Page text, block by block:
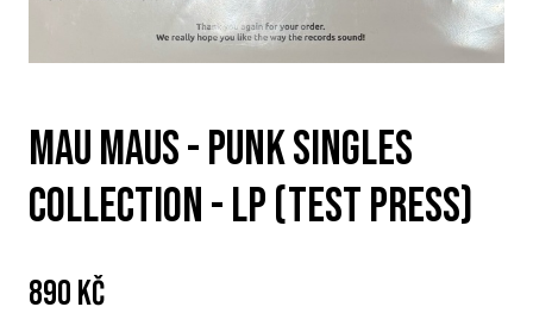
MAU MAUS - Punk Singles
Collection - LP (TEST PRESS)
Cena:
890 Kč